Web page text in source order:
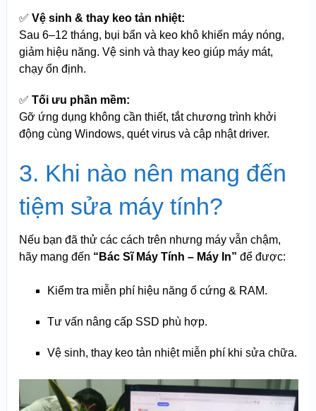
✅ Vệ sinh & thay keo tản nhiệt:
Sau 6–12 tháng, bụi bẩn và keo khô khiến máy nóng,
giảm hiệu năng. Vệ sinh và thay keo giúp máy mát,
chạy ổn định.
✅ Tối ưu phần mềm:
Gỡ ứng dụng không cần thiết, tắt chương trình khởi
động cùng Windows, quét virus và cập nhật driver.
3. Khi nào nên mang đến
tiệm sửa máy tính?
Nếu bạn đã thử các cách trên nhưng máy vẫn chậm,
hãy mang đến “Bác Sĩ Máy Tính – Máy In” để được:
Kiểm tra miễn phí hiệu năng ổ cứng & RAM.
Tư vấn nâng cấp SSD phù hợp.
Vệ sinh, thay keo tản nhiệt miễn phí khi sửa chữa.